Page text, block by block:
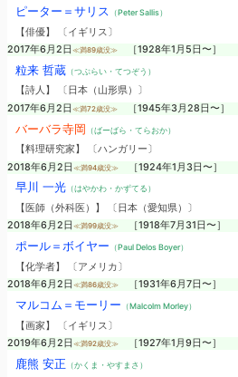
ピーター＝サリス （Peter Sallis）
【俳優】 〔イギリス〕
2017年6月2日 ≪満89歳没≫ ［1928年1月5日〜］
粒来 哲蔵（つぶらい・てつぞう）
【詩人】 〔日本（山形県）〕
2017年6月2日 ≪満72歳没≫ ［1945年3月28日〜］
バーバラ寺岡 （ばーばら・てらおか）
【料理研究家】 〔ハンガリー〕
2018年6月2日 ≪満94歳没≫ ［1924年1月3日〜］
早川 一光（はやかわ・かずてる）
【医師（外科医）】 〔日本（愛知県）〕
2018年6月2日 ≪満99歳没≫ ［1918年7月31日〜］
ポール＝ボイヤー （Paul Delos Boyer）
【化学者】 〔アメリカ〕
2018年6月2日 ≪満86歳没≫ ［1931年6月7日〜］
マルコム＝モーリー （Malcolm Morley）
【画家】 〔イギリス〕
2019年6月2日 ≪満92歳没≫ ［1927年1月9日〜］
鹿熊 安正 （かくま・やすまさ）